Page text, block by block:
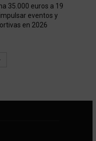
35.000 euros a 19
eventos y
en 2026